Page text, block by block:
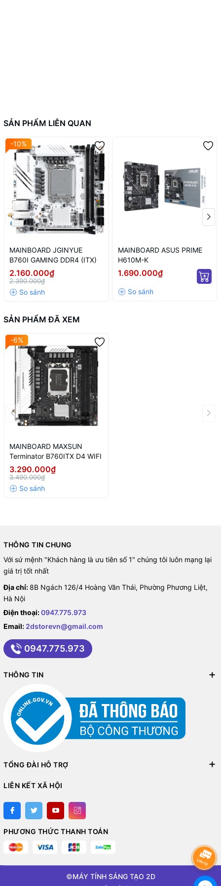
Hệ thống tản nhiệt chủ động
Mainboard MAXSUN Terminator B760ITX D4 WIFI V2 trang bị hệ
thống tản nhiệt hợp lý, cho phép người dùng sử dụng thoải mái,
duy trì nhiệt độ lý tưởng, ngoài ra còn đảm bảo các linh kiện hoạt
động ổn định nhất có thể.
SẢN PHẨM LIÊN QUAN
-10%
MAINBOARD JGINYUE
B760I GAMING DDR4 (ITX)
2.160.000₫
2.390.000₫
MAINBOARD ASUS PRIME
H610M-K
1.690.000₫
SẢN PHẨM ĐÃ XEM
-6%
MAINBOARD MAXSUN
Terminator B760ITX D4 WIFI
3.290.000₫
3.490.000₫
THÔNG TIN CHUNG
Với sứ mệnh "Khách hàng là ưu tiên số 1" chúng tôi luôn mạng lại
giá trị tốt nhất
Địa chỉ: 8B Ngách 126/4 Hoàng Văn Thái, Phường Phương Liệt,
Hà Nội
Điện thoại:0947.775.973
Email: 2dstorevn@gmail.com
0947.775.973
THÔNG TIN
TỔNG ĐÀI HỖ TRỢ
LIÊN KẾT XÃ HỘI
PHƯƠNG THỨC THANH TOÁN
©MÁY TÍNH SÁNG TẠO 2D